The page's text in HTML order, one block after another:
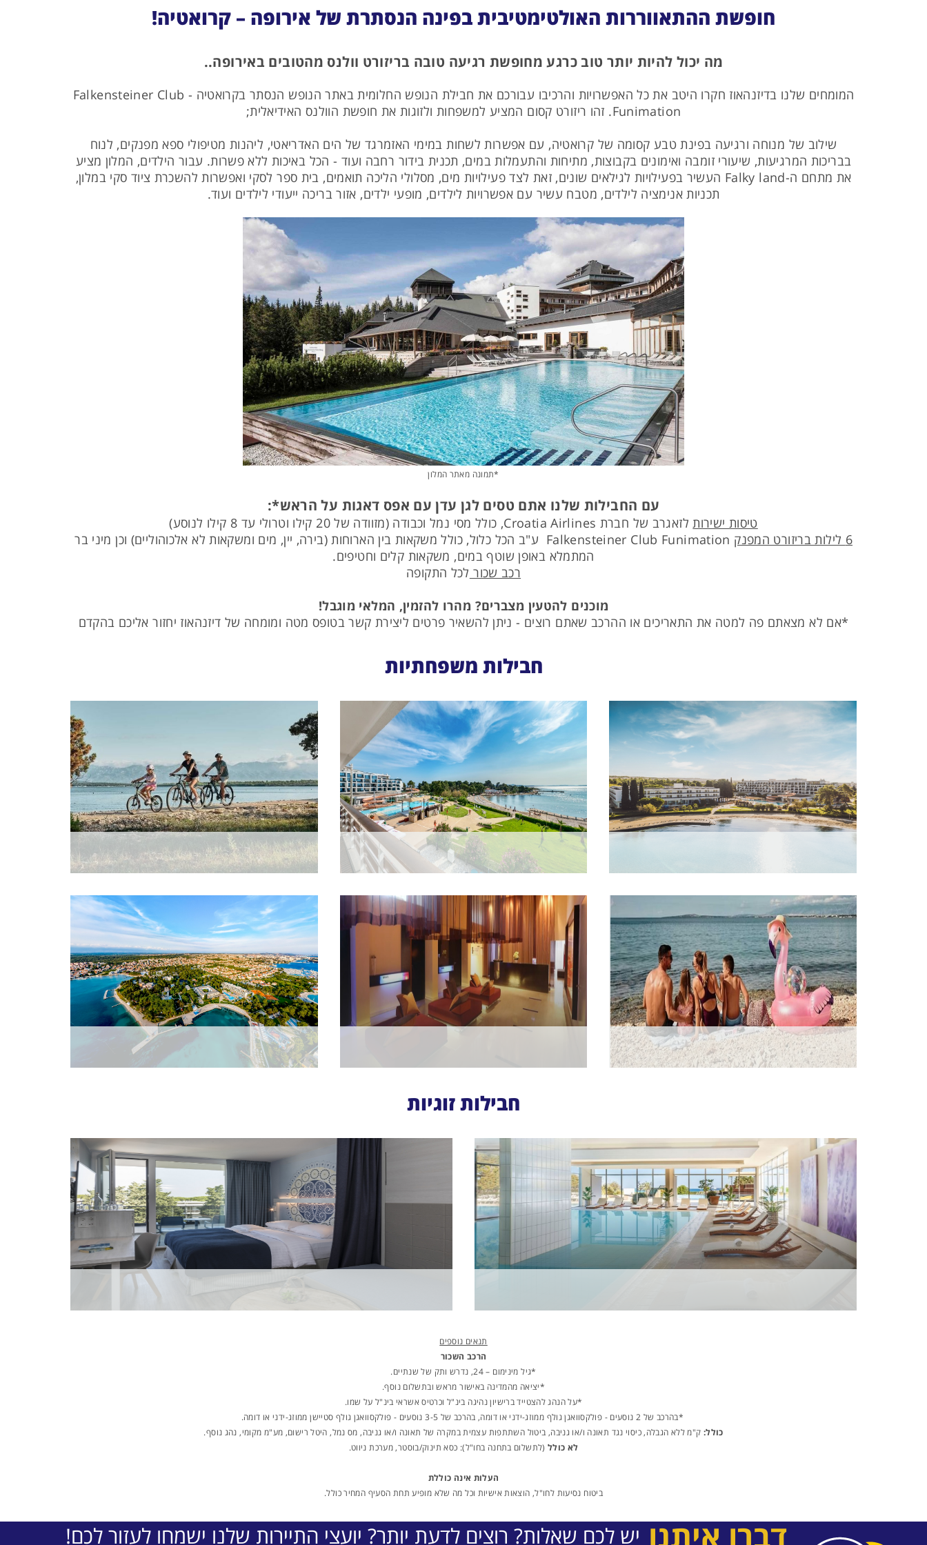
חופשת ההתאווררות האולטימטיבית בפינה הנסתרת של אירופה – קרואטיה!
מה יכול להיות יותר טוב כרגע מחופשת רגיעה טובה בריזורט וולנס מהטובים באירופה..
המומחים שלנו בדיזנהאוז חקרו היטב את כל האפשרויות והרכיבו עבורכם את חבילת הנופש החלומית באתר הנופש הנסתר בקרואטיה - Falkensteiner Club
Funimation. זהו ריזורט קסום המציע למשפחות ולזוגות את חופשת הוולנס האידיאלית;
שילוב של מנוחה ורגיעה בפינת טבע קסומה של קרואטיה, עם אפשרות לשחות במימי האזמרגד של הים האדריאטי, ליהנות מטיפולי ספא מפנקים, לנוח
בבריכות המרגיעות, שיעורי זומבה ואימונים בקבוצות, מתיחות והתעמלות במים, תכנית בידור רחבה ועוד - הכל באיכות ללא פשרות. עבור הילדים, המלון מציע
את מתחם ה-Falky land העשיר בפעילויות לגילאים שונים, זאת לצד פעילויות מים, מסלולי הליכה תואמים, בית ספר לסקי ואפשרות להשכרת ציוד סקי במלון,
תכניות אנימציה לילדים, מטבח עשיר עם אפשרויות לילדים, מופעי ילדים, אזור בריכה ייעודי לילדים ועוד.
*תמונה מאתר המלון
עם החבילות שלנו אתם טסים לגן עדן עם אפס דאגות על הראש*:
טיסות ישירותלזאגרב של חברת Croatia Airlines, כולל מסי נמל וכבודה (מזוודה של 20 קילו וטרולי עד 8 קילו לנוסע)
6 לילות בריזורט המפנק
Falkensteiner Club Funimation ע"ב הכל כלול, כולל משקאות בין הארוחות (בירה, יין, מים ומשקאות לא אלכוהוליים) וכן מיני בר
המתמלא באופן שוטף במים, משקאות קלים וחטיפים.
רכב שכור לכל התקופה
מוכנים להטעין מצברים? מהרו להזמין, המלאי מוגבל!
*אם לא מצאתם פה למטה את התאריכים או ההרכב שאתם רוצים - ניתן להשאיר פרטים ליצירת קשר בטופס מטה ומומחה של דיזנהאוז יחזור אליכם בהקדם
חבילות משפחתיות
חבילות זוגיות
תנאים נוספים
הרכב השכור
*גיל מינימום – 24, נדרש ותק של שנתיים.
*יציאה מהמדינה באישור מראש ובתשלום נוסף.
*על הנהג להצטייד ברישיון נהיגה בינ"ל וכרטיס אשראי בינ"ל על שמו.
*בהרכב של 2 נוסעים - פולקסוואגן גולף ממוזג-ידני או דומה, בהרכב של 3-5 נוסעים - פולקסוואגן גולף סטיישן ממוזג-ידני או דומה.
כולל: ק"מ ללא הגבלה, כיסוי נגד תאונה ו/או גניבה, ביטול השתתפות עצמית במקרה של תאונה ו/או גניבה, מס נמל, היטל רישום, מע"מ מקומי, נהג נוסף.
לא כולל (לתשלום בתחנה בחו"ל): כסא תינוק/בוסטר, מערכת ניווט.
העלות אינה כוללת
ביטוח נסיעות לחו"ל, הוצאות אישיות וכל מה שלא מופיע תחת הסעיף המחיר כולל.
דברו איתנו יש לכם שאלות? רוצים לדעת יותר? יועצי התיירות שלנו ישמחו לעזור לכם!